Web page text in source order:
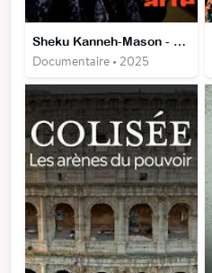
Sheku Kanneh-Mason - My Playlist
Documentaire • 2025